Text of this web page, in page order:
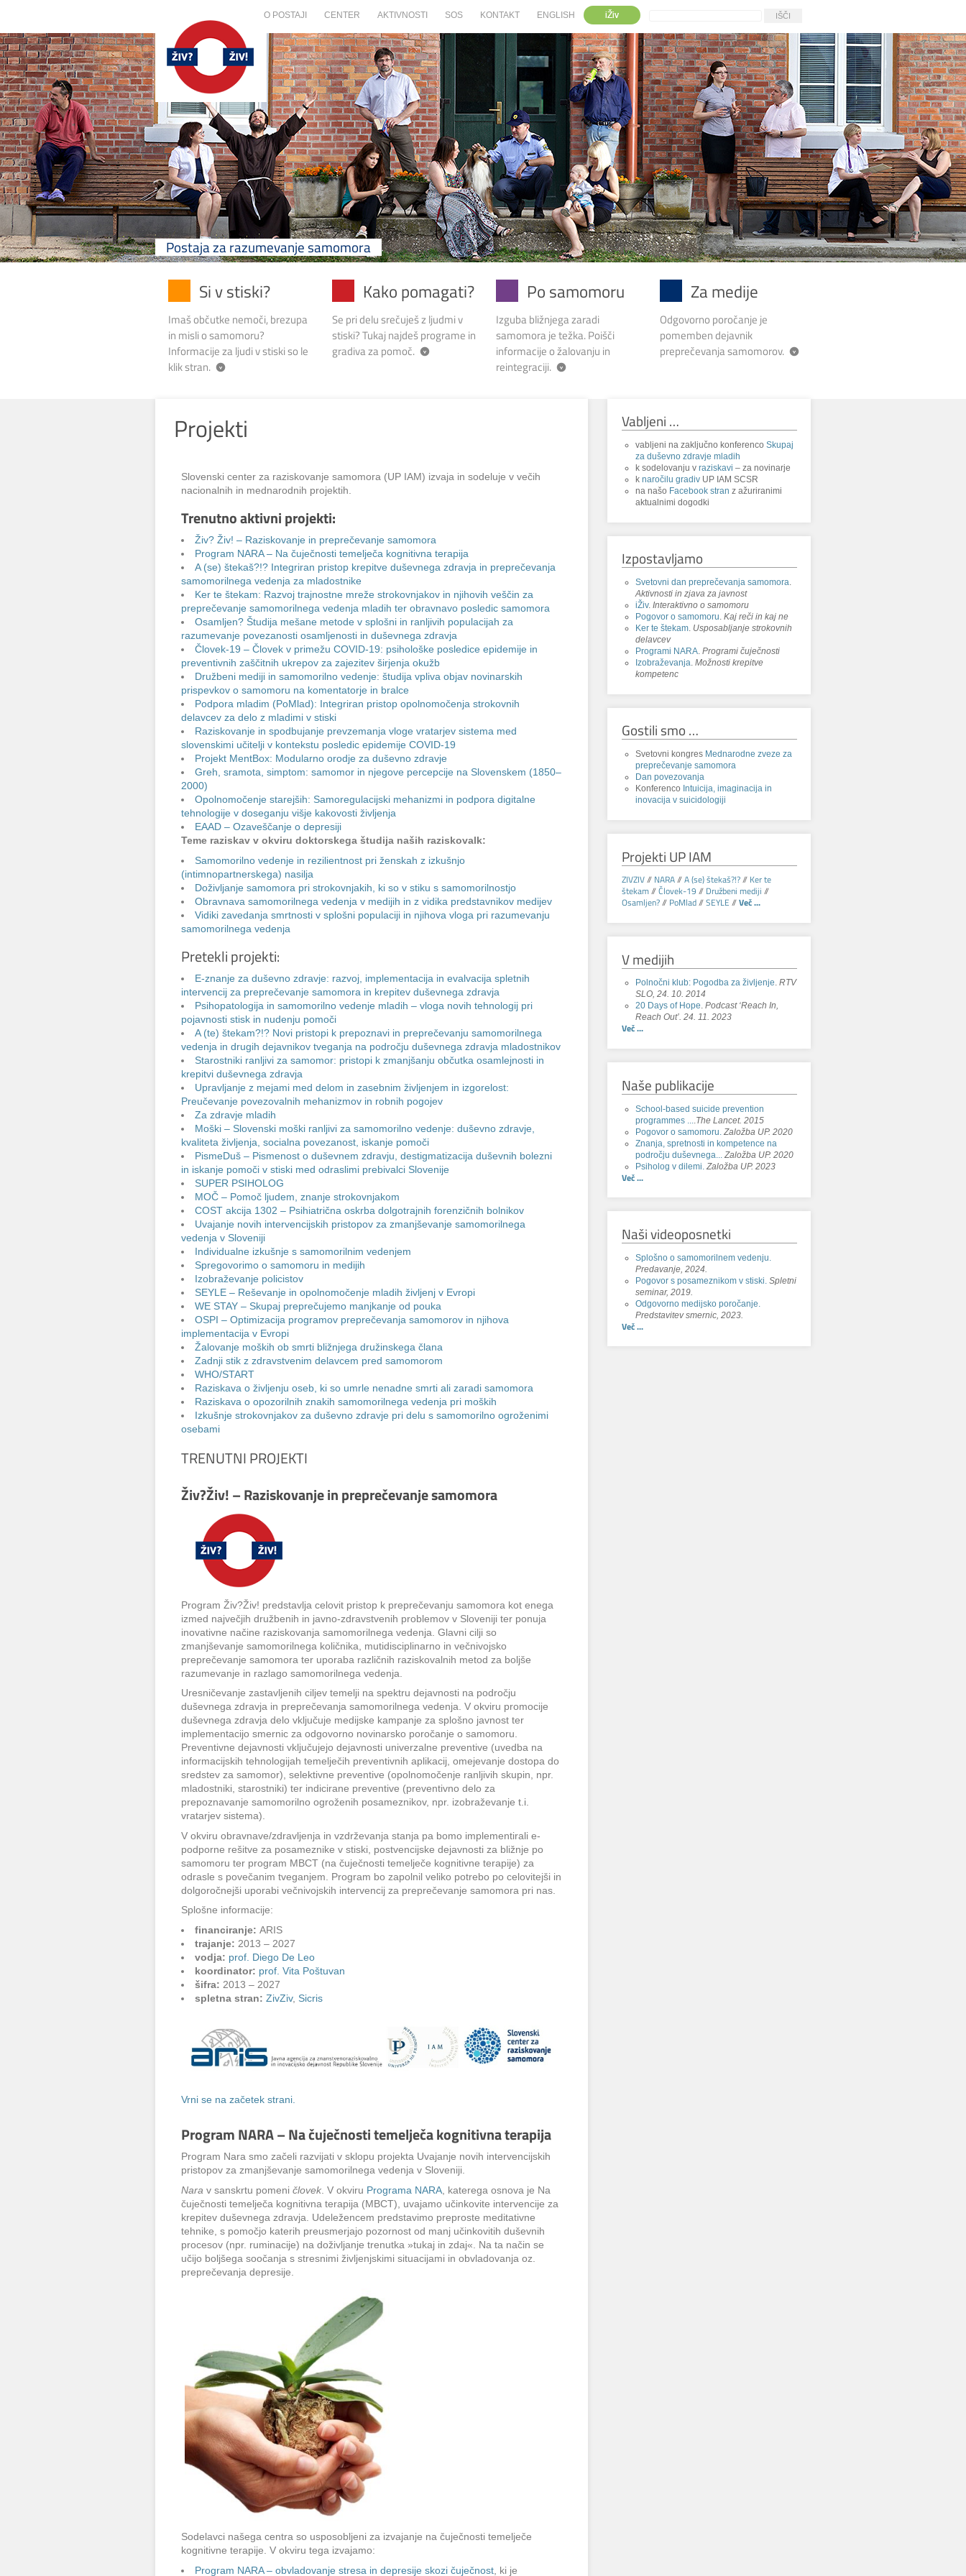
O POSTAJI CENTER AKTIVNOSTI SOS KONTAKT ENGLISH iŽiv
Postaja za razumevanje samomora
Si v stiski?
Imaš občutke nemoči, brezupa
in misli o samomoru?
Informacije za ljudi v stiski so le
klik stran.
Kako pomagati?
Se pri delu srečuješ z ljudmi v
stiski? Tukaj najdeš programe in
gradiva za pomoč.
Po samomoru
Izguba bližnjega zaradi
samomora je težka. Poišči
informacije o žalovanju in
reintegraciji.
Za medije
Odgovorno poročanje je
pomemben dejavnik
preprečevanja samomorov.
Projekti
Slovenski center za raziskovanje samomora (UP IAM) izvaja in sodeluje v večih
nacionalnih in mednarodnih projektih.
Trenutno aktivni projekti:
Živ? Živ! – Raziskovanje in preprečevanje samomora
Program NARA – Na čuječnosti temelječa kognitivna terapija
A (se) štekaš?!? Integriran pristop krepitve duševnega zdravja in preprečevanja
samomorilnega vedenja za mladostnike
Ker te štekam: Razvoj trajnostne mreže strokovnjakov in njihovih veščin za
preprečevanje samomorilnega vedenja mladih ter obravnavo posledic samomora
Osamljen? Študija mešane metode v splošni in ranljivih populacijah za
razumevanje povezanosti osamljenosti in duševnega zdravja
Človek-19 – Človek v primežu COVID-19: psihološke posledice epidemije in
preventivnih zaščitnih ukrepov za zajezitev širjenja okužb
Družbeni mediji in samomorilno vedenje: študija vpliva objav novinarskih
prispevkov o samomoru na komentatorje in bralce
Podpora mladim (PoMlad): Integriran pristop opolnomočenja strokovnih
delavcev za delo z mladimi v stiski
Raziskovanje in spodbujanje prevzemanja vloge vratarjev sistema med
slovenskimi učitelji v kontekstu posledic epidemije COVID-19
Projekt MentBox: Modularno orodje za duševno zdravje
Greh, sramota, simptom: samomor in njegove percepcije na Slovenskem (1850–
2000)
Opolnomočenje starejših: Samoregulacijski mehanizmi in podpora digitalne
tehnologije v doseganju višje kakovosti življenja
EAAD – Ozaveščanje o depresiji
Teme raziskav v okviru doktorskega študija naših raziskovalk:
Samomorilno vedenje in rezilientnost pri ženskah z izkušnjo
(intimnopartnerskega) nasilja
Doživljanje samomora pri strokovnjakih, ki so v stiku s samomorilnostjo
Obravnava samomorilnega vedenja v medijih in z vidika predstavnikov medijev
Vidiki zavedanja smrtnosti v splošni populaciji in njihova vloga pri razumevanju
samomorilnega vedenja
Pretekli projekti:
E-znanje za duševno zdravje: razvoj, implementacija in evalvacija spletnih
intervencij za preprečevanje samomora in krepitev duševnega zdravja
Psihopatologija in samomorilno vedenje mladih – vloga novih tehnologij pri
pojavnosti stisk in nudenju pomoči
A (te) štekam?!? Novi pristopi k prepoznavi in preprečevanju samomorilnega
vedenja in drugih dejavnikov tveganja na področju duševnega zdravja mladostnikov
Starostniki ranljivi za samomor: pristopi k zmanjšanju občutka osamlejnosti in
krepitvi duševnega zdravja
Upravljanje z mejami med delom in zasebnim življenjem in izgorelost:
Preučevanje povezovalnih mehanizmov in robnih pogojev
Za zdravje mladih
Moški – Slovenski moški ranljivi za samomorilno vedenje: duševno zdravje,
kvaliteta življenja, socialna povezanost, iskanje pomoči
PismeDuš – Pismenost o duševnem zdravju, destigmatizacija duševnih bolezni
in iskanje pomoči v stiski med odraslimi prebivalci Slovenije
SUPER PSIHOLOG
MOČ – Pomoč ljudem, znanje strokovnjakom
COST akcija 1302 – Psihiatrična oskrba dolgotrajnih forenzičnih bolnikov
Uvajanje novih intervencijskih pristopov za zmanjševanje samomorilnega
vedenja v Sloveniji
Individualne izkušnje s samomorilnim vedenjem
Spregovorimo o samomoru in medijih
Izobraževanje policistov
SEYLE – Reševanje in opolnomočenje mladih življenj v Evropi
WE STAY – Skupaj preprečujemo manjkanje od pouka
OSPI – Optimizacija programov preprečevanja samomorov in njihova
implementacija v Evropi
Žalovanje moških ob smrti bližnjega družinskega člana
Zadnji stik z zdravstvenim delavcem pred samomorom
WHO/START
Raziskava o življenju oseb, ki so umrle nenadne smrti ali zaradi samomora
Raziskava o opozorilnih znakih samomorilnega vedenja pri moških
Izkušnje strokovnjakov za duševno zdravje pri delu s samomorilno ogroženimi
osebami
TRENUTNI PROJEKTI
Živ?Živ! – Raziskovanje in preprečevanje samomora
Program Živ?Živ! predstavlja celovit pristop k preprečevanju samomora kot enega
izmed največjih družbenih in javno-zdravstvenih problemov v Sloveniji ter ponuja
inovativne načine raziskovanja samomorilnega vedenja. Glavni cilji so
zmanjševanje samomorilnega količnika, mutidisciplinarno in večnivojsko
preprečevanje samomora ter uporaba različnih raziskovalnih metod za boljše
razumevanje in razlago samomorilnega vedenja.
Uresničevanje zastavljenih ciljev temelji na spektru dejavnosti na področju
duševnega zdravja in preprečevanja samomorilnega vedenja. V okviru promocije
duševnega zdravja delo vključuje medijske kampanje za splošno javnost ter
implementacijo smernic za odgovorno novinarsko poročanje o samomoru.
Preventivne dejavnosti vključujejo dejavnosti univerzalne preventive (uvedba na
informacijskih tehnologijah temelječih preventivnih aplikacij, omejevanje dostopa do
sredstev za samomor), selektivne preventive (opolnomočenje ranljivih skupin, npr.
mladostniki, starostniki) ter indicirane preventive (preventivno delo za
prepoznavanje samomorilno ogroženih posameznikov, npr. izobraževanje t.i.
vratarjev sistema).
V okviru obravnave/zdravljenja in vzdrževanja stanja pa bomo implementirali e-
podporne rešitve za posameznike v stiski, postvencijske dejavnosti za bližnje po
samomoru ter program MBCT (na čuječnosti temelječe kognitivne terapije) za
odrasle s povečanim tveganjem. Program bo zapolnil veliko potrebo po celovitejši in
dolgoročnejši uporabi večnivojskih intervencij za preprečevanje samomora pri nas.
Splošne informacije:
financiranje: ARIS
trajanje: 2013 – 2027
vodja: prof. Diego De Leo
koordinator: prof. Vita Poštuvan
šifra: 2013 – 2027
spletna stran: ZivZiv, Sicris
Vrni se na začetek strani.
Program NARA – Na čuječnosti temelječa kognitivna terapija
Program Nara smo začeli razvijati v sklopu projekta Uvajanje novih intervencijskih
pristopov za zmanjševanje samomorilnega vedenja v Sloveniji.
Nara v sanskrtu pomeni človek . V okviru Programa NARA , katerega osnova je Na
čuječnosti temelječa kognitivna terapija (MBCT), uvajamo učinkovite intervencije za
krepitev duševnega zdravja. Udeležencem predstavimo preproste meditativne
tehnike, s pomočjo katerih preusmerjajo pozornost od manj učinkovitih duševnih
procesov (npr. ruminacije) na doživljanje trenutka »tukaj in zdaj«. Na ta način se
učijo boljšega soočanja s stresnimi življenjskimi situacijami in obvladovanja oz.
preprečevanja depresije.
Sodelavci našega centra so usposobljeni za izvajanje na čuječnosti temelječe
kognitivne terapije. V okviru tega izvajamo:
Program NARA – obvladovanje stresa in depresije skozi čuječnost , ki je
Vabljeni …
vabljeni na zaključno konferenco Skupaj
za duševno zdravje mladih
k sodelovanju v raziskavi – za novinarje
k naročilu gradivUP IAM SCSR
na našo Facebook stran z ažuriranimi
aktualnimi dogodki
Izpostavljamo
Svetovni dan preprečevanja samomora.
Aktivnosti in zjava za javnost
iŽiv. Interaktivno o samomoru
Pogovor o samomoru. Kaj reči in kaj ne
Ker te štekam. Usposabljanje strokovnih
delavcev
Programi NARA. Programi čuječnosti
Izobraževanja. Možnosti krepitve
kompetenc
Gostili smo …
Svetovni kongres Mednarodne zveze za
preprečevanje samomora
Dan povezovanja
Konferenco Intuicija, imaginacija in
inovacija v suicidologiji
Projekti UP IAM
ZIVZIV// NARA//A (se) štekaš?!?// Ker te
štekam//Človek-19 // Družbeni mediji //
Osamljen?// PoMlad//SEYLE //Več ...
V medijih
Polnočni klub: Pogodba za življenje.RTV
SLO, 24. 10. 2014
20 Days of Hope.Podcast ‘Reach In,
Reach Out’. 24. 11. 2023
Več ...
Naše publikacije
School-based suicide prevention
programmes ...
The Lancet. 2015
Pogovor o samomoru. Založba UP. 2020
Znanja, spretnosti in kompetence na
področju duševnega...
Založba UP. 2020
Psiholog v dilemi. Založba UP. 2023
Več ...
Naši videoposnetki
Splošno o samomorilnem vedenju.
Predavanje, 2024.
Pogovor s posameznikom v stiski. Spletni
seminar, 2019.
Odgovorno medijsko poročanje.
Predstavitev smernic, 2023.
Več ...